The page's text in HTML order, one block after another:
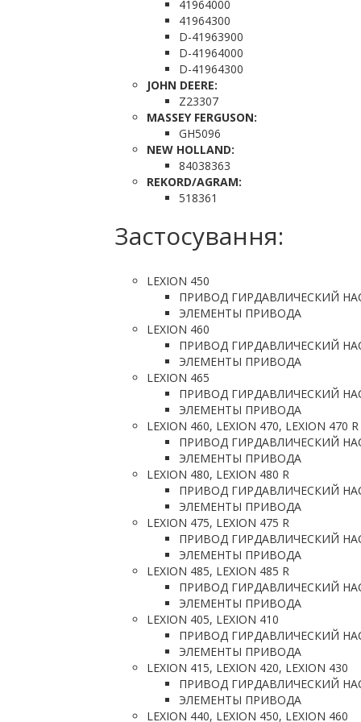
41964000
41964300
D-41963900
D-41964000
D-41964300
JOHN DEERE:
Z23307
MASSEY FERGUSON:
GH5096
NEW HOLLAND:
84038363
REKORD/AGRAM:
518361
Застосування:
LEXION 450
ПРИВОД ГИРДАВЛИЧЕСКИЙ
ЭЛЕМЕНТЫ ПРИВОДА
LEXION 460
ПРИВОД ГИРДАВЛИЧЕСКИЙ
ЭЛЕМЕНТЫ ПРИВОДА
LEXION 465
ПРИВОД ГИРДАВЛИЧЕСКИЙ
ЭЛЕМЕНТЫ ПРИВОДА
LEXION 460, LEXION 470, LEXION 470 R
ПРИВОД ГИРДАВЛИЧЕСКИЙ
ЭЛЕМЕНТЫ ПРИВОДА
LEXION 480, LEXION 480 R
ПРИВОД ГИРДАВЛИЧЕСКИЙ
ЭЛЕМЕНТЫ ПРИВОДА
LEXION 475, LEXION 475 R
ПРИВОД ГИРДАВЛИЧЕСКИЙ
ЭЛЕМЕНТЫ ПРИВОДА
LEXION 485, LEXION 485 R
ПРИВОД ГИРДАВЛИЧЕСКИЙ
ЭЛЕМЕНТЫ ПРИВОДА
LEXION 405, LEXION 410
ПРИВОД ГИРДАВЛИЧЕСКИЙ
ЭЛЕМЕНТЫ ПРИВОДА
LEXION 415, LEXION 420, LEXION 430
ПРИВОД ГИРДАВЛИЧЕСКИЙ
ЭЛЕМЕНТЫ ПРИВОДА
LEXION 440, LEXION 450, LEXION 460